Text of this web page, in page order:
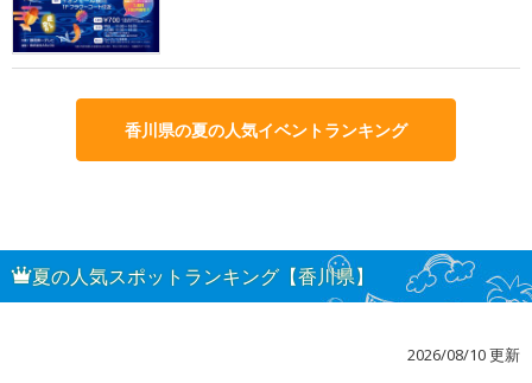
香川県の夏の人気イベントランキング
夏の人気スポットランキング【香川県】
2026/08/10 更新